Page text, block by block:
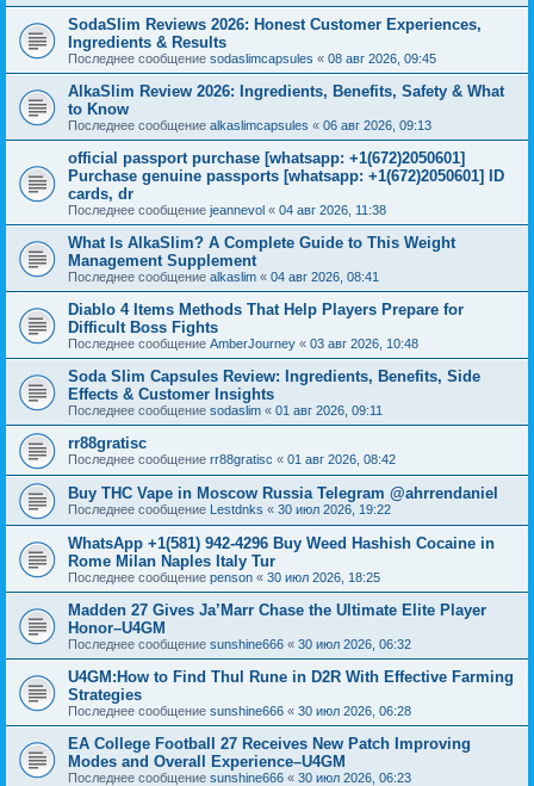
SodaSlim Reviews 2026: Honest Customer Experiences,
Ingredients & Results
Последнее сообщение sodaslimcapsules « 08 авг 2026, 09:45
AlkaSlim Review 2026: Ingredients, Benefits, Safety & What
to Know
Последнее сообщение alkaslimcapsules « 06 авг 2026, 09:13
official passport purchase [whatsapp: +1(672)2050601]
Purchase genuine passports [whatsapp: +1(672)2050601] ID
cards, dr
Последнее сообщение jeannevol « 04 авг 2026, 11:38
What Is AlkaSlim? A Complete Guide to This Weight
Management Supplement
Последнее сообщение alkaslim « 04 авг 2026, 08:41
Diablo 4 Items Methods That Help Players Prepare for
Difficult Boss Fights
Последнее сообщение AmberJourney « 03 авг 2026, 10:48
Soda Slim Capsules Review: Ingredients, Benefits, Side
Effects & Customer Insights
Последнее сообщение sodaslim « 01 авг 2026, 09:11
rr88gratisc
Последнее сообщение rr88gratisc « 01 авг 2026, 08:42
Buy THC Vape in Moscow Russia Telegram @ahrrendaniel
Последнее сообщение Lestdnks « 30 июл 2026, 19:22
WhatsApp +1(581) 942-4296 Buy Weed Hashish Cocaine in
Rome Milan Naples Italy Tur
Последнее сообщение penson « 30 июл 2026, 18:25
Madden 27 Gives Ja’Marr Chase the Ultimate Elite Player
Honor–U4GM
Последнее сообщение sunshine666 « 30 июл 2026, 06:32
U4GM:How to Find Thul Rune in D2R With Effective Farming
Strategies
Последнее сообщение sunshine666 « 30 июл 2026, 06:28
EA College Football 27 Receives New Patch Improving
Modes and Overall Experience–U4GM
Последнее сообщение sunshine666 « 30 июл 2026, 06:23